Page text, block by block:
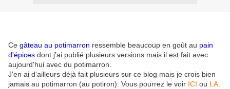
Ce gâteau au potimarron ressemble beaucoup en goût au pain
d'épices dont j'ai publié plusieurs versions mais il est fait avec
aujourd'hui avec du potimarron.
J'en ai d'ailleurs déjà fait plusieurs sur ce blog mais je crois bien
jamais au potimarron (au potiron). Vous pourrez le voir ICI ou LA